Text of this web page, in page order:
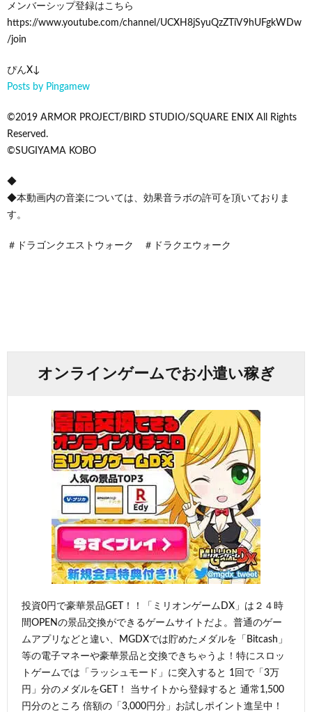
メンバーシップ登録はこちら
https://www.youtube.com/channel/UCXH8jSyuQzZTiV9hUFgkWDw
/join
ぴんX↓
Posts by Pingamew
©2019 ARMOR PROJECT/BIRD STUDIO/SQUARE ENIX All Rights
Reserved.
©SUGIYAMA KOBO
◆
◆本動画内の音楽については、効果音ラボの許可を頂いておりま
す。
＃ドラゴンクエストウォーク ＃ドラクエウォーク
オンラインゲームでお小遣い稼ぎ
投資0円で豪華景品GET！！「ミリオンゲームDX」は２４時
間OPENの景品交換ができるゲームサイトだよ。普通のゲー
ムアプリなどと違い、MGDXでは貯めたメダルを「Bitcash」
等の電子マネーや豪華景品と交換できちゃうよ！特にスロッ
トゲームでは「ラッシュモード」に突入すると 1回で「3万
円」分のメダルをGET！ 当サイトから登録すると 通常1,500
円分のところ 倍額の「3,000円分」お試しポイント進呈中！